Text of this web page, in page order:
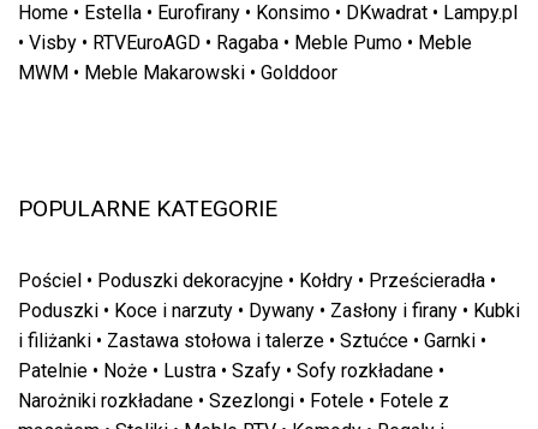
Home • Estella • Eurofirany • Konsimo • DKwadrat • Lampy.pl
• Visby • RTVEuroAGD • Ragaba • Meble Pumo • Meble
MWM • Meble Makarowski • Golddoor
POPULARNE KATEGORIE
Pościel • Poduszki dekoracyjne • Kołdry • Prześcieradła •
Poduszki • Koce i narzuty • Dywany • Zasłony i firany • Kubki
i filiżanki • Zastawa stołowa i talerze • Sztućce • Garnki •
Patelnie • Noże • Lustra • Szafy • Sofy rozkładane •
Narożniki rozkładane • Szezlongi • Fotele • Fotele z